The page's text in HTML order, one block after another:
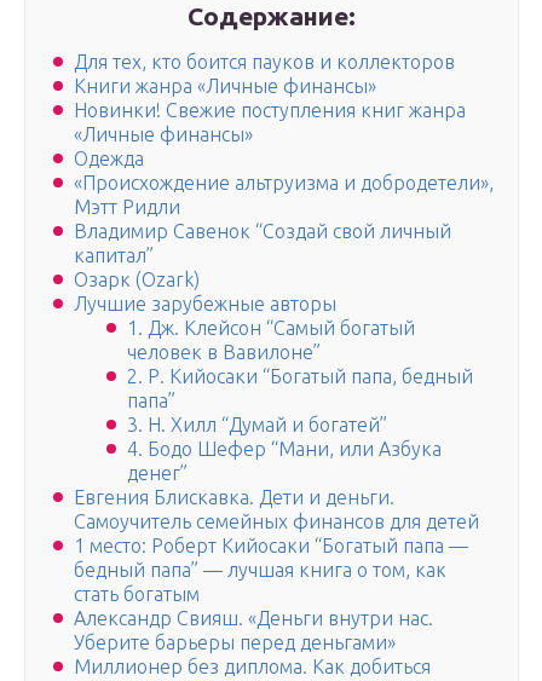
Содержание:
Для тех, кто боится пауков и коллекторов
Книги жанра «Личные финансы»
Новинки! Свежие поступления книг жанра
«Личные финансы»
Одежда
«Происхождение альтруизма и добродетели»,
Мэтт Ридли
Владимир Савенок “Создай свой личный
капитал”
Озарк (Ozark)
Лучшие зарубежные авторы
1. Дж. Клейсон “Самый богатый
человек в Вавилоне”
2. Р. Кийосаки “Богатый папа, бедный
папа”
3. Н. Хилл “Думай и богатей”
4. Бодо Шефер “Мани, или Азбука
денег”
Евгения Блискавка. Дети и деньги.
Самоучитель семейных финансов для детей
1 место: Роберт Кийосаки “Богатый папа —
бедный папа” — лучшая книга о том, как
стать богатым
Александр Свияш. «Деньги внутри нас.
Уберите барьеры перед деньгами»
Миллионер без диплома. Как добиться